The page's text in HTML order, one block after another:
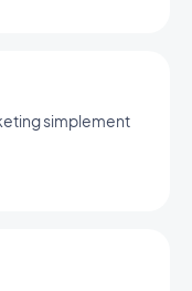
simplement